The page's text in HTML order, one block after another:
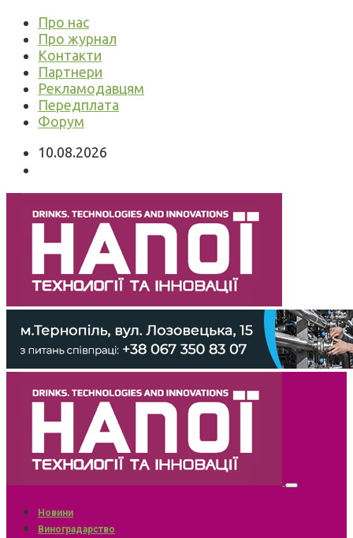
Про нас
Про журнал
Контакти
Партнери
Рекламодавцям
Передплата
Форум
10.08.2026
Новини
Виноградарство